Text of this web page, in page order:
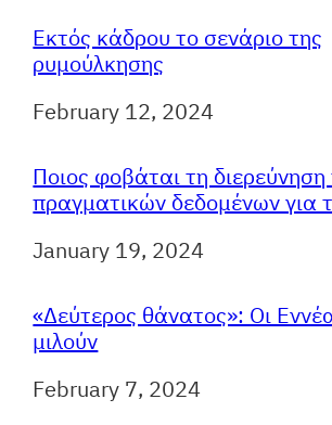
Eκτός κάδρου το σενάριο της
ρυμούλκησης
Ημερομηνία
February 12, 2024
Ποιος φοβάται τη
πραγματικών δεδομένων για
Ημερομηνία
January 19, 2024
«Δεύτερος θάνατος»: Οι
μιλούν
Ημερομηνία
February 7, 2024